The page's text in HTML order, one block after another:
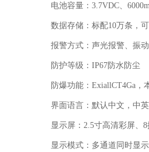
电池容量： 3.7VDC、
数据存储：标配10万条，
报警方式：声光报警、振
防护等级： IP67防水防尘
防爆功能： ExiallCT4Ga ，
界面语言：默认中文，中
显示屏： 2.5寸高清彩屏、 8
显示模式：多通道同时显